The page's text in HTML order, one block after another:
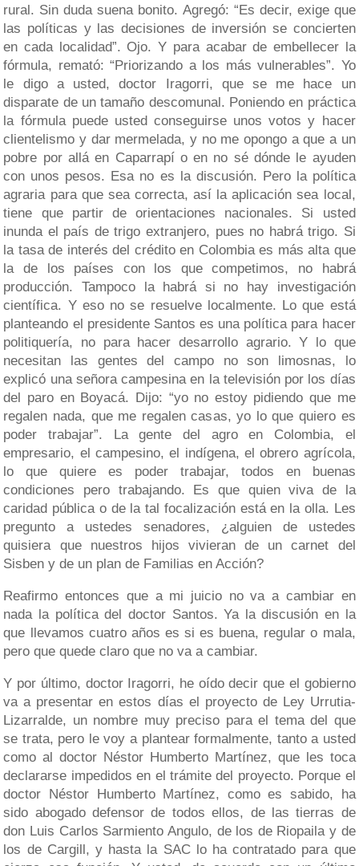
rural. Sin duda suena bonito. Agregó: “Es decir, exige que
las políticas y las decisiones de inversión se concierten
en cada localidad”. Ojo. Y para acabar de embellecer la
fórmula, remató: “Priorizando a los más vulnerables”. Yo
le digo a usted, doctor Iragorri, que se me hace un
disparate de un tamaño descomunal. Poniendo en práctica
la fórmula puede usted conseguirse unos votos y hacer
clientelismo y dar mermelada, y no me opongo a que a un
pobre por allá en Caparrapí o en no sé dónde le ayuden
con unos pesos. Esa no es la discusión. Pero la política
agraria para que sea correcta, así la aplicación sea local,
tiene que partir de orientaciones nacionales. Si usted
inunda el país de trigo extranjero, pues no habrá trigo. Si
la tasa de interés del crédito en Colombia es más alta que
la de los países con los que competimos, no habrá
producción. Tampoco la habrá si no hay investigación
científica. Y eso no se resuelve localmente. Lo que está
planteando el presidente Santos es una política para hacer
politiquería, no para hacer desarrollo agrario. Y lo que
necesitan las gentes del campo no son limosnas, lo
explicó una señora campesina en la televisión por los días
del paro en Boyacá. Dijo: “yo no estoy pidiendo que me
regalen nada, que me regalen casas, yo lo que quiero es
poder trabajar”. La gente del agro en Colombia, el
empresario, el campesino, el indígena, el obrero agrícola,
lo que quiere es poder trabajar, todos en buenas
condiciones pero trabajando. Es que quien viva de la
caridad pública o de la tal focalización está en la olla. Les
pregunto a ustedes senadores, ¿alguien de ustedes
quisiera que nuestros hijos vivieran de un carnet del
Sisben y de un plan de Familias en Acción?
Reafirmo entonces que a mi juicio no va a cambiar en
nada la política del doctor Santos. Ya la discusión en la
que llevamos cuatro años es si es buena, regular o mala,
pero que quede claro que no va a cambiar.
Y por último, doctor Iragorri, he oído decir que el gobierno
va a presentar en estos días el proyecto de Ley Urrutia-
Lizarralde, un nombre muy preciso para el tema del que
se trata, pero le voy a plantear formalmente, tanto a usted
como al doctor Néstor Humberto Martínez, que les toca
declararse impedidos en el trámite del proyecto. Porque el
doctor Néstor Humberto Martínez, como es sabido, ha
sido abogado defensor de todos ellos, de las tierras de
don Luis Carlos Sarmiento Angulo, de los de Riopaila y de
los de Cargill, y hasta la SAC lo ha contratado para que